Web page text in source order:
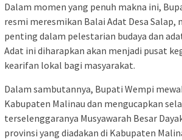
Dalam momen yang penuh makna ini,
resmi meresmikan Balai Adat Desa Salap,
penting dalam pelestarian budaya dan
Adat ini diharapkan akan menjadi pusat
kearifan lokal bagi masyarakat.
Dalam sambutannya, Bupati Wempi
Kabupaten Malinau dan mengucapkan
terselenggaranya Musyawarah Besar
provinsi yang diadakan di Kabupaten